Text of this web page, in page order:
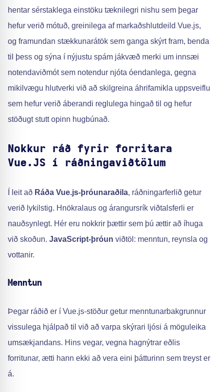
hentar sérstaklega einstöku tæknilegri nishu sem þegar
hefur verið mótuð, greinilega af markaðshlutdeild Vue.js,
og framundan stækkunarátök sem ganga skýrt fram, benda
til þess og sýna í nýjustu spám jákvæð merki um innsæi
notendaviðmót sem notendur njóta óendanlega, gegna
mikilvægu hlutverki við að skilgreina áhrifamikla uppsveiflu
sem hefur verið áberandi reglulega hingað til og hefur
stöðugt stutt opinn hugbúnað.
Nokkur ráð fyrir forritara
Vue.JS í ráðningaviðtölum
Í leit að Ráða Vue.js-þróunaraðila, ráðningarferlið getur
verið lykilstig. Hnökralaus og árangursrík viðtalsferli er
nauðsynlegt. Hér eru nokkrir þættir sem þú ættir að íhuga
við skoðun. JavaScript-þróun viðtöl: menntun, reynsla og
vottanir.
Menntun
Þegar ráðið er í Vue.js-stöður getur menntunarbakgrunnur
vissulega hjálpað til við að varpa skýrari ljósi á möguleika
umsækjandans. Hins vegar, vegna hagnýtrar eðlis
forritunar, ætti hann ekki að vera eini þátturinn sem treyst er
á.